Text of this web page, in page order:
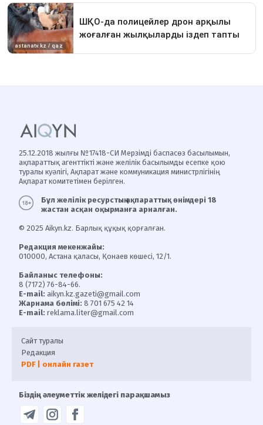
25.12.2018 жылғы №17418-СИ Мерзімді баспасөз басылымын,
ақпараттық агенттікті және желілік басылымды есепке қою
туралы куәлігі, Ақпарат және коммуникация министрлігінің
Ақпарат комитетімен берілген.
Бұл желілік ресурстың ақпараттық өнімдері 18
жастан асқан оқырманға арналған.
© 2025 Aikyn.kz. Барлық құқық қорғалған.
Редакция мекенжайы:
010000, Астана қаласы, Қонаев көшесі, 12/1.
Байланыс телефоны:
8 (7172) 76-84-66.
E-mail: aikyn.kz.gazeti@gmail.com
Жарнама бөлімі: 8 701 675 42 14
E-mail: reklama.liter@gmail.com
Сайт туралы
Редакция
PDF | онлайн газет
Біздің әлеуметтік желідегі парақшамыз